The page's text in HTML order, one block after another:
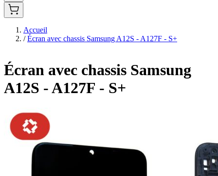
Accueil
/ Écran avec chassis Samsung A12S - A127F - S+
Écran avec chassis Samsung
A12S - A127F - S+